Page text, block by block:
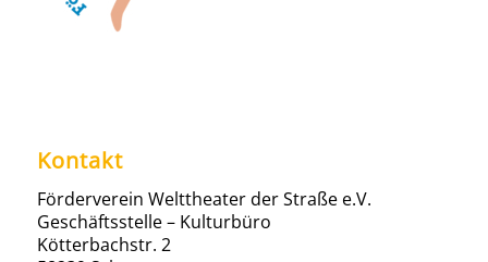
Kontakt
Förderverein Welttheater der Straße e.V.
Geschäftsstelle – Kulturbüro
Kötterbachstr. 2